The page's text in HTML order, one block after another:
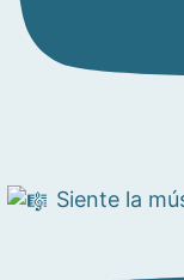
Siente la